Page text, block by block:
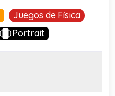
Juegos de Física
Portrait